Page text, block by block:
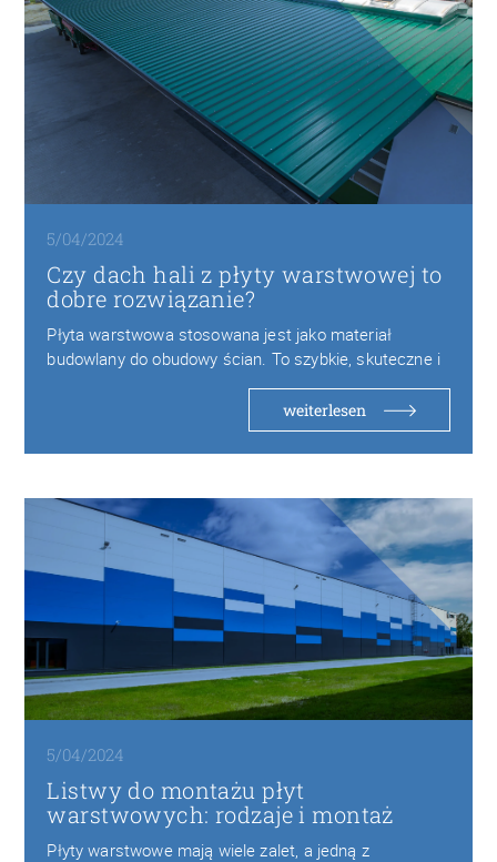
5/04/2024
Czy dach hali z płyty warstwowej to
dobre rozwiązanie?
Płyta warstwowa stosowana jest jako materiał
budowlany do obudowy ścian. To szybkie, skuteczne i
weiterlesen
5/04/2024
Listwy do montażu płyt
warstwowych: rodzaje i montaż
Płyty warstwowe mają wiele zalet, a jedną z